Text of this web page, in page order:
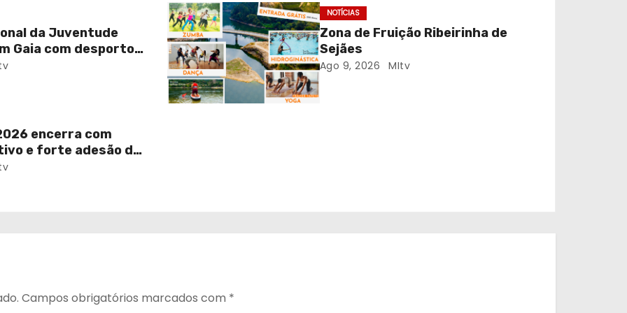
da Juventude
Gaia com desporto,
do eclipse
NOTÍCIAS
Zona de Fruição Ribeirinha de
Sejães
Ago 9, 2026 MItv
encerra com
e forte adesão da
Campos obrigatórios marcados com *